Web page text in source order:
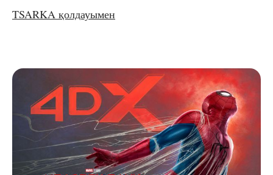
TSARKA қолдауымен